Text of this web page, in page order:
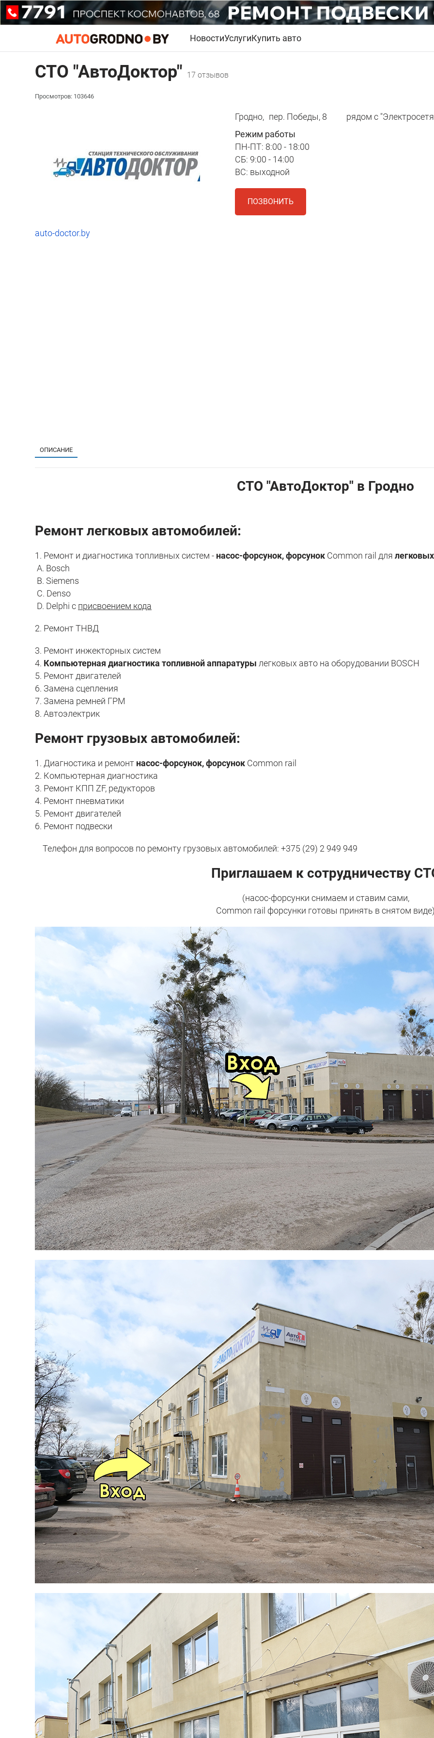
НовостиУслугиКупить авто
СТО "АвтоДоктор" 17 отзывов
Просмотров: 103646
Гродно, пер. Победы, 8
рядом с
Режим работы
ПН-ПТ: 8:00 - 18:00
СБ: 9:00 - 14:00
ВС: выходной
ПОЗВОНИТЬ
auto-doctor.by
ОПИСАНИЕ
СТО "АвтоДоктор" в Гродно
Ремонт легковых автомобилей:
1. Ремонт и диагностика топливных систем - насос-форсунок, форсунок Common rail для
A. Bosch
B. Siemens
C. Denso
D. Delphi с присвоением кода
2. Ремонт ТНВД
3. Ремонт инжекторных систем
4. Компьютерная диагностика топливной аппаратуры легковых авто на оборудовании BOSCH
5. Ремонт двигателей
6. Замена сцепления
7. Замена ремней ГРМ
8. Автоэлектрик
Ремонт грузовых автомобилей:
1. Диагностика и ремонт насос-форсунок, форсунок Common rail
2. Компьютерная диагностика
3. Ремонт КПП ZF, редукторов
4. Ремонт пневматики
5. Ремонт двигателей
6. Ремонт подвески
Телефон для вопросов по ремонту грузовых автомобилей: +375 (29) 2 949 949
Приглашаем к сотрудничеству
(насос-форсунки снимаем и ставим сами,
Common rail форсунки готовы принять в снятом